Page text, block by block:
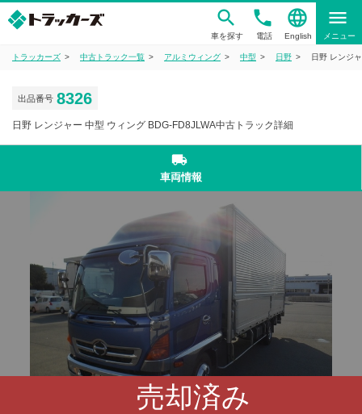
車を探す
phone
電話
language
English
menu
メニュー
トラッカーズ 中古トラック一覧 アルミウィング 中型 日野 日野 レンジ
出品番号 8326
日野 レンジャー 中型 ウィング BDG-FD8JLWA中古トラック詳細
local_shipping
車両情報
売却済み